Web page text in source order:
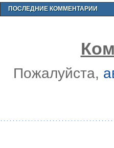
ПОСЛЕДНИЕ КОММЕНТАРИИ
Пожалуйста,